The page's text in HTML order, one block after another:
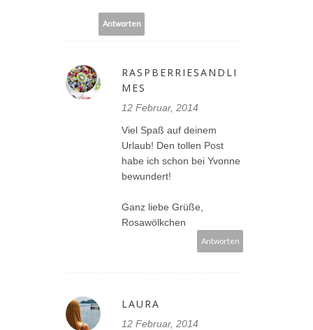
Antworten
RASPBERRIESANDLI
MES
12 Februar, 2014
Viel Spaß auf deinem
Urlaub! Den tollen Post
habe ich schon bei Yvonne
bewundert!
Ganz liebe Grüße,
Rosawölkchen
Antworten
LAURA
12 Februar, 2014